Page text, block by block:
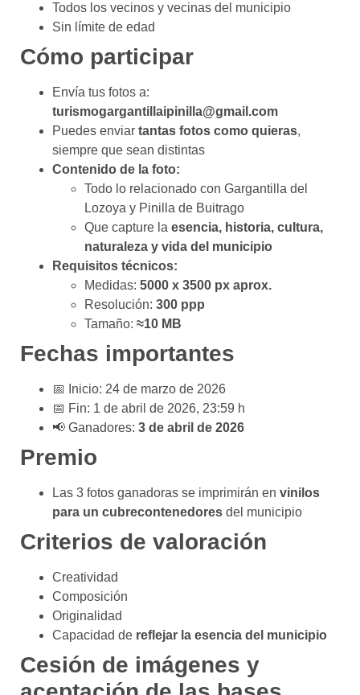
Todos los vecinos y vecinas del municipio
Sin límite de edad
Cómo participar
Envía tus fotos a:
turismogargantillaipinilla@gmail.com
Puedes enviar tantas fotos como quieras,
siempre que sean distintas
Contenido de la foto:
Todo lo relacionado con Gargantilla del
Lozoya y Pinilla de Buitrago
Que capture la esencia, historia, cultura,
naturaleza y vida del municipio
Requisitos técnicos:
Medidas: 5000 x 3500 px aprox.
Resolución: 300 ppp
Tamaño: ≈10 MB
Fechas importantes
📅 Inicio: 24 de marzo de 2026
📅 Fin: 1 de abril de 2026, 23:59 h
📢 Ganadores: 3 de abril de 2026
Premio
Las 3 fotos ganadoras se imprimirán en vinilos
para un cubrecontenedores del municipio
Criterios de valoración
Creatividad
Composición
Originalidad
Capacidad de reflejar la esencia del municipio
Cesión de imágenes y